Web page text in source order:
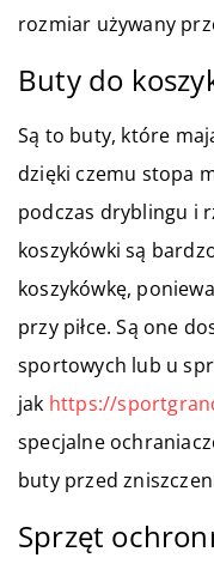
rozmiar używany
Buty do
Są to buty, które
dzięki czemu stopa
podczas dryblingu i
koszykówki są
koszykówkę,
przy piłce. Są one
sportowych lub u
jak https://
specjalne
buty przed
Sprzęt